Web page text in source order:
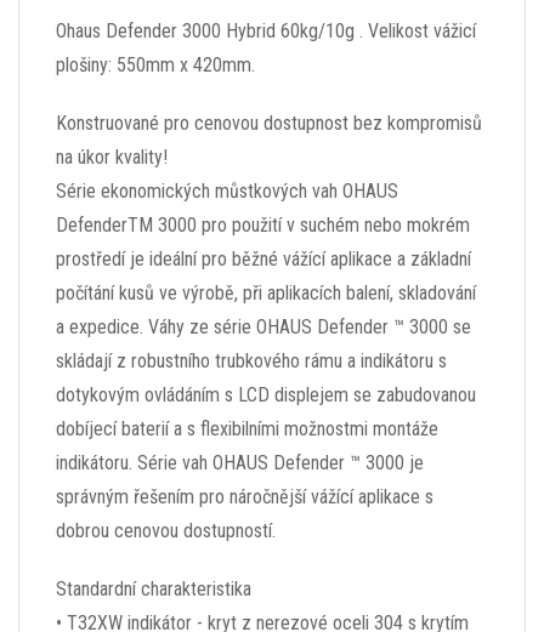
Ohaus Defender 3000 Hybrid 60kg/10g . Velikost vážicí
plošiny: 550mm x 420mm.
Konstruované pro cenovou dostupnost bez kompromisů
na úkor kvality!
Série ekonomických můstkových vah OHAUS
DefenderTM 3000 pro použití v suchém nebo mokrém
prostředí je ideální pro běžné vážící aplikace a základní
počítání kusů ve výrobě, při aplikacích balení, skladování
a expedice. Váhy ze série OHAUS Defender ™ 3000 se
skládají z robustního trubkového rámu a indikátoru s
dotykovým ovládáním s LCD displejem se zabudovanou
dobíjecí baterií a s flexibilními možnostmi montáže
indikátoru. Série vah OHAUS Defender ™ 3000 je
správným řešením pro náročnější vážící aplikace s
dobrou cenovou dostupností.
Standardní charakteristika
• T32XW indikátor - kryt z nerezové oceli 304 s krytím